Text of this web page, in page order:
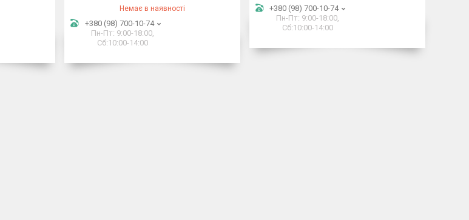
Немає в наявності
+380 (98) 700-10-74
Пн-Пт: 9:00-18:00,
Сб:10:00-14:00
+380 (98) 700-10-74
Пн-Пт: 9:00-18:00,
Сб:10:00-14:00